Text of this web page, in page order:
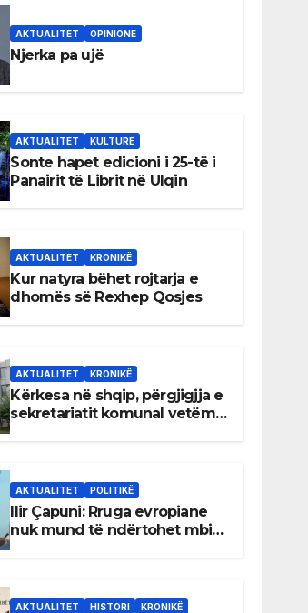
AKTUALITET OPINIONE
Njerka pa ujë
AKTUALITET KULTURË
Sonte hapet edicioni i 25-të i
Panairit të Librit në Ulqin
AKTUALITET KRONIKË
Kur natyra bëhet rojtarja e
dhomës së Rexhep Qosjes
AKTUALITET KRONIKË
Kërkesa në shqip, përgjigjja e
sekretariatit komunal vetëm
AKTUALITET POLITIKË
Ilir Çapuni: Rruga evropiane
nuk mund të ndërtohet mbi
AKTUALITET HISTORI KRONIKË